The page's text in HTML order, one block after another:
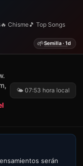
🔥 Chisme🎵 Top Songs
🌱Semilla · 1d
🌤️ 07:53 hora local
serán